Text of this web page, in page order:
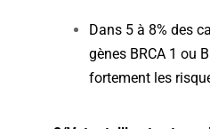
Dans 5 à 8% des
gènes BRCA 1 ou
fortement les